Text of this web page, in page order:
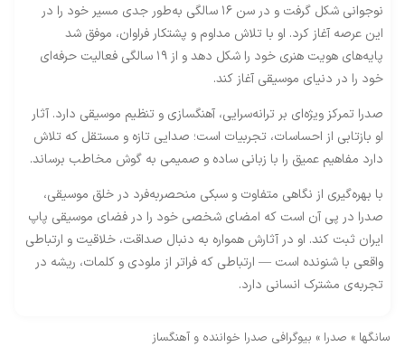
نوجوانی شکل گرفت و در سن ۱۶ سالگی به‌طور جدی مسیر خود را در
این عرصه آغاز کرد. او با تلاش مداوم و پشتکار فراوان، موفق شد
پایه‌های هویت هنری خود را شکل دهد و از ۱۹ سالگی فعالیت حرفه‌ای
خود را در دنیای موسیقی آغاز کند.
صدرا تمرکز ویژه‌ای بر ترانه‌سرایی، آهنگسازی و تنظیم موسیقی دارد. آثار
او بازتابی از احساسات، تجربیات است؛ صدایی تازه و مستقل که تلاش
دارد مفاهیم عمیق را با زبانی ساده و صمیمی به گوش مخاطب برساند.
با بهره‌گیری از نگاهی متفاوت و سبکی منحصربه‌فرد در خلق موسیقی،
صدرا در پی آن است که امضای شخصی خود را در فضای موسیقی پاپ
ایران ثبت کند. او در آثارش همواره به دنبال صداقت، خلاقیت و ارتباطی
واقعی با شنونده است — ارتباطی که فراتر از ملودی و کلمات، ریشه در
تجربه‌ی مشترک انسانی دارد.
سانگها » صدرا » بیوگرافی صدرا خواننده و آهنگساز